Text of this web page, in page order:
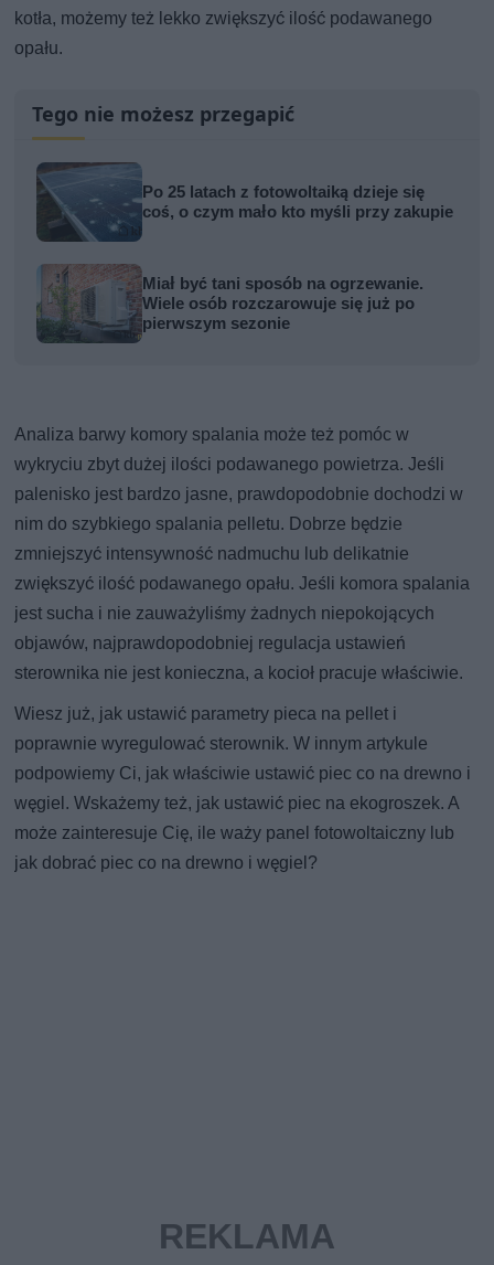
kotła, możemy też lekko zwiększyć ilość podawanego
opału.
Tego nie możesz przegapić
Po 25 latach z fotowoltaiką dzieje się
coś, o czym mało kto myśli przy zakupie
Miał być tani sposób na ogrzewanie.
Wiele osób rozczarowuje się już po
pierwszym sezonie
Analiza barwy komory spalania może też pomóc w
wykryciu zbyt dużej ilości podawanego powietrza. Jeśli
palenisko jest bardzo jasne, prawdopodobnie dochodzi w
nim do szybkiego spalania pelletu. Dobrze będzie
zmniejszyć intensywność nadmuchu lub delikatnie
zwiększyć ilość podawanego opału. Jeśli komora spalania
jest sucha i nie zauważyliśmy żadnych niepokojących
objawów, najprawdopodobniej regulacja ustawień
sterownika nie jest konieczna, a kocioł pracuje właściwie.
Wiesz już, jak ustawić parametry pieca na pellet i
poprawnie wyregulować sterownik. W innym artykule
podpowiemy Ci, jak właściwie ustawić piec co na drewno i
węgiel. Wskażemy też, jak ustawić piec na ekogroszek. A
może zainteresuje Cię, ile waży panel fotowoltaiczny lub
jak dobrać piec co na drewno i węgiel?